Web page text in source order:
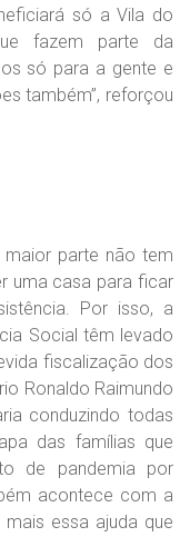
só a Vila do
fazem parte da
só para a gente e
também”, reforçou
parte não tem
uma casa para ficar
Por isso, a
Social têm levado
fiscalização dos
Ronaldo Raimundo
conduzindo todas
das famílias que
de pandemia por
acontece com a
essa ajuda que